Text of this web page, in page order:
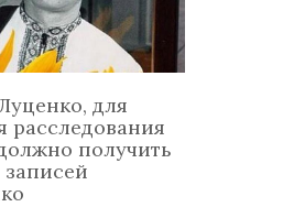
для
расследования
получить